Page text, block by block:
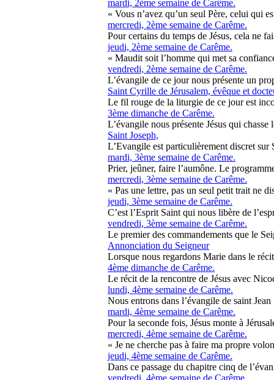
mardi, 2ème semaine de Carême.
« Vous n’avez qu’un seul Père, celui qui
mercredi, 2ème semaine de Carême.
Pour certains du temps de Jésus, cela ne
jeudi, 2ème semaine de Carême.
« Maudit soit l’homme qui met sa
vendredi, 2ème semaine de Carême.
L’évangile de ce jour nous présente un
Saint Cyrille de Jérusalem, évêque et
Le fil rouge de la liturgie de ce jour est
3ème dimanche de Carême.
L’évangile nous présente Jésus qui
Saint Joseph,
L’Evangile est particulièrement discret sur
mardi, 3ème semaine de Carême.
Prier, jeûner, faire l’aumône. Le
mercredi, 3ème semaine de Carême.
« Pas une lettre, pas un seul petit trait ne
jeudi, 3ème semaine de Carême.
C’est l’Esprit Saint qui nous libère de
vendredi, 3ème semaine de Carême.
Le premier des commandements que le
Annonciation du Seigneur
Lorsque nous regardons Marie dans le
4ème dimanche de Carême.
Le récit de la rencontre de Jésus avec
lundi, 4ème semaine de Carême.
Nous entrons dans l’évangile de saint
mardi, 4ème semaine de Carême.
Pour la seconde fois, Jésus monte à
mercredi, 4ème semaine de Carême.
« Je ne cherche pas à faire ma propre
jeudi, 4ème semaine de Carême.
Dans ce passage du chapitre cinq de
vendredi, 4ème semaine de Carême.